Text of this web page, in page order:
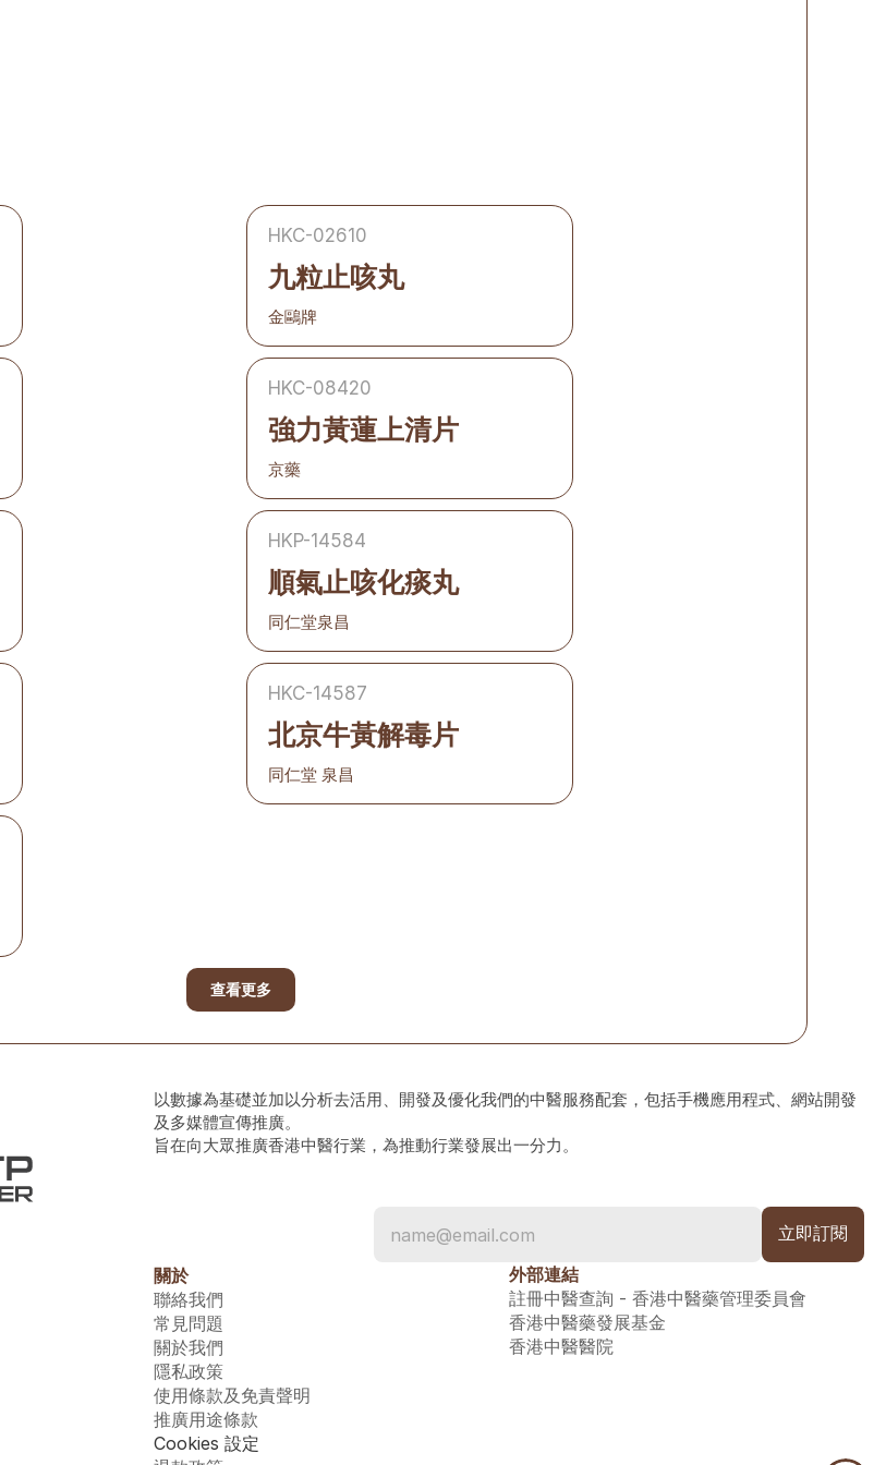
HKC-02610
九粒止咳丸
金鷗牌
HKC-08420
強力黃蓮上清片
京藥
HKP-14584
順氣止咳化痰丸
同仁堂泉昌
HKC-14587
北京牛黃解毒片
同仁堂 泉昌
查看更多
以數據為基礎並加以分析去活用、開發及優化我們的中醫服務配套，包括手機應用程式、網站開發
及多媒體宣傳推廣。
旨在向大眾推廣香港中醫行業，為推動行業發展出一分力。
關於
聯絡我們
常見問題
關於我們
隱私政策
使用條款及免責聲明
推廣用途條款
Cookies 設定
外部連結
註冊中醫查詢 - 香港中醫藥管理委員會
香港中醫藥發展基金
香港中醫醫院